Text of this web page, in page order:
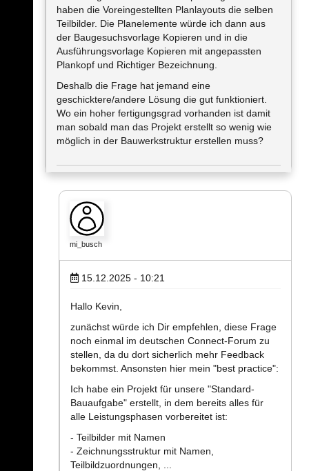
haben die Voreingestellten Planlayouts die selben
Teilbilder. Die Planelemente würde ich dann aus
der Baugesuchsvorlage Kopieren und in die
Ausführungsvorlage Kopieren mit angepassten
Plankopf und Richtiger Bezeichnung.
Deshalb die Frage hat jemand eine
geschicktere/andere Lösung die gut funktioniert.
Wo ein hoher fertigungsgrad vorhanden ist damit
man sobald man das Projekt erstellt so wenig wie
möglich in der Bauwerkstruktur erstellen muss?
mi_busch
15.12.2025 - 10:21
Hallo Kevin,
zunächst würde ich Dir empfehlen, diese Frage
noch einmal im deutschen Connect-Forum zu
stellen, da du dort sicherlich mehr Feedback
bekommst. Ansonsten hier mein "best practice":
Ich habe ein Projekt für unsere "Standard-
Bauaufgabe" erstellt, in dem bereits alles für
alle Leistungsphasen vorbereitet ist:
- Teilbilder mit Namen
- Zeichnungsstruktur mit Namen,
Teilbildzuordnungen, ...